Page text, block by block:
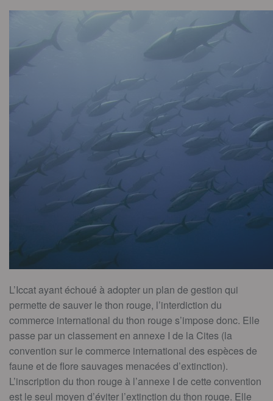
L’Iccat ayant échoué à adopter un plan de gestion qui
permette de sauver le thon rouge, l’interdiction du
commerce international du thon rouge s’impose donc. Elle
passe par un classement en annexe I de la Cites (la
convention sur le commerce international des espèces de
faune et de flore sauvages menacées d’extinction).
L’inscription du thon rouge à l’annexe I de cette convention
est le seul moyen d’éviter l’extinction du thon rouge. Elle